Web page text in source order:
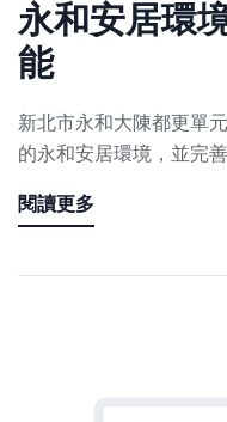
永和安居環
能
新北市永和大陳都更單
的永和安居環境，並完
閱讀更多